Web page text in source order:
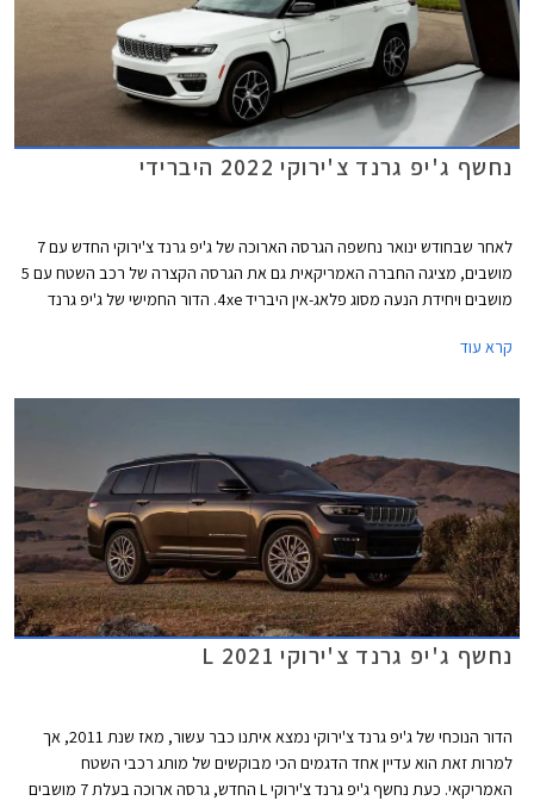
נחשף ג'יפ גרנד צ'ירוקי 2022 היברידי
לאחר שבחודש ינואר נחשפה הגרסה הארוכה של ג'יפ גרנד צ'ירוקי החדש עם 7
מושבים, מציגה החברה האמריקאית גם את הגרסה הקצרה של רכב השטח עם 5
מושבים ויחידת הנעה מסוג פלאג-אין היבריד 4xe. הדור החמישי של ג'יפ גרנד
הרכב של ניו יורק בחודש אוגוסט הקרוב.
קרא עוד
נחשף ג'יפ גרנד צ'ירוקי L 2021
הדור הנוכחי של ג'יפ גרנד צ'ירוקי נמצא איתנו כבר עשור, מאז שנת 2011, אך
למרות זאת הוא עדיין אחד הדגמים הכי מבוקשים של מותג רכבי השטח
האמריקאי. כעת נחשף ג'יפ גרנד צ'ירוקי L החדש, גרסה ארוכה בעלת 7 מושבים